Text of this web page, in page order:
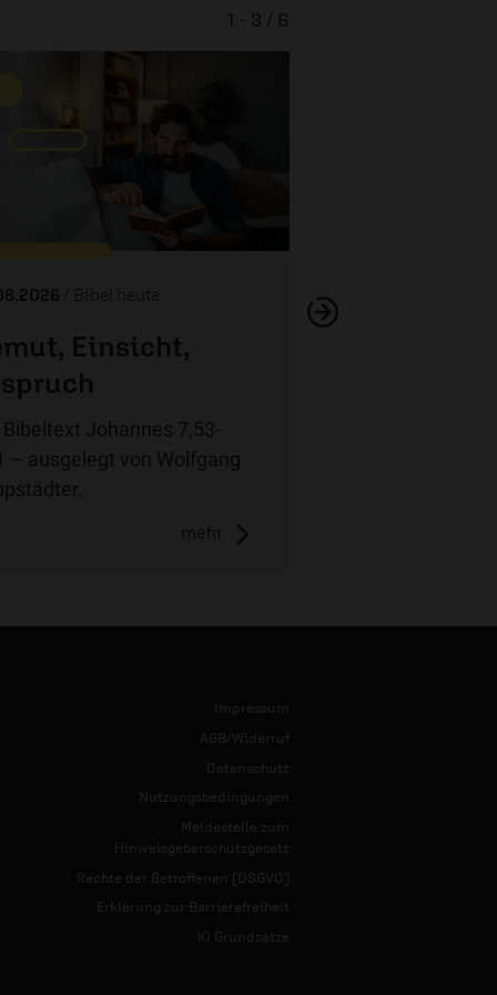
/ Bibel heute
Einsicht,
Bibeltext Johannes 7,53-
– ausgelegt von Wolfgang
mehr
1 - 3 / 6
Impressum
AGB/Widerruf
Datenschutz
Nutzungsbedingungen
Meldestelle zum
Hinweisgeberschutzgesetz
Rechte der Betroffenen (DSGVO)
Erklärung zur Barrierefreiheit
KI Grundsätze